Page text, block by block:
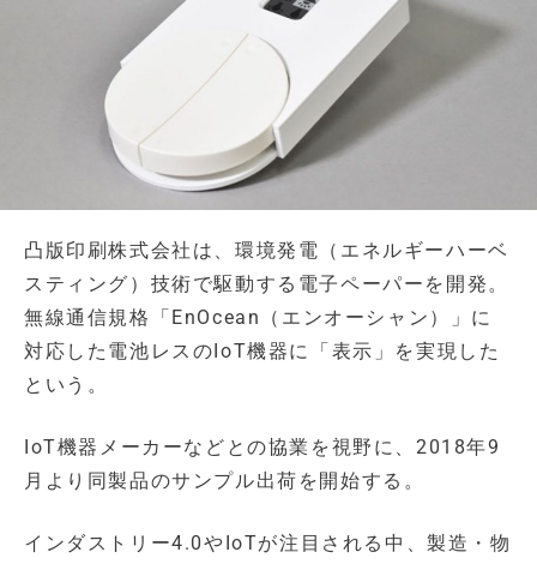
凸版印刷株式会社は、環境発電（エネルギーハーベ
スティング）技術で駆動する電子ペーパーを開発。
無線通信規格「EnOcean（エンオーシャン）」に
対応した電池レスのIoT機器に「表示」を実現した
という。
IoT機器メーカーなどとの協業を視野に、2018年9
月より同製品のサンプル出荷を開始する。
インダストリー4.0やIoTが注目される中、製造・物